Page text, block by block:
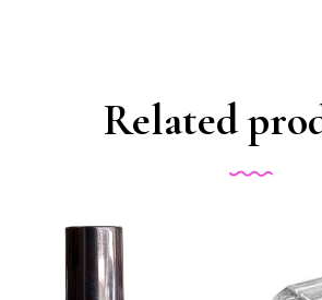
Related